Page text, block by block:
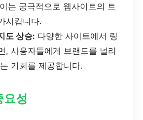
는 궁극적으로 웹사이트의 트
시킵니다.
도 상승: 다양한 사이트에서 링
, 사용자들에게 브랜드를 널리
기회를 제공합니다.
요성